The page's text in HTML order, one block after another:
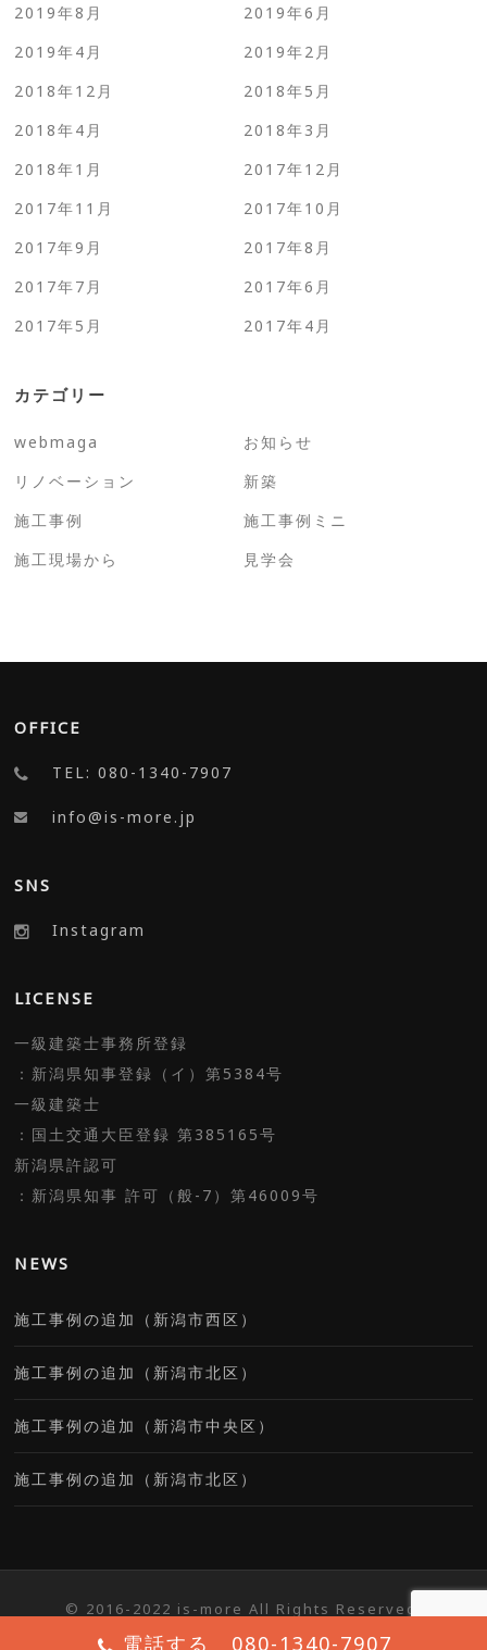
2019年8月
2019年6月
2019年4月
2019年2月
2018年12月
2018年5月
2018年4月
2018年3月
2018年1月
2017年12月
2017年11月
2017年10月
2017年9月
2017年8月
2017年7月
2017年6月
2017年5月
2017年4月
カテゴリー
webmaga
お知らせ
リノベーション
新築
施工事例
施工事例ミニ
施工現場から
見学会
OFFICE
TEL: 080-1340-7907
info@is-more.jp
SNS
Instagram
LICENSE
一級建築士事務所登録
：新潟県知事登録（イ）第5384号
一級建築士
：国土交通大臣登録 第385165号
新潟県許認可
：新潟県知事 許可（般-7）第46009号
NEWS
施工事例の追加（新潟市西区）
施工事例の追加（新潟市北区）
施工事例の追加（新潟市中央区）
施工事例の追加（新潟市北区）
© 2016-2022 is-more All Rights Reserved.
電話する 080-1340-7907